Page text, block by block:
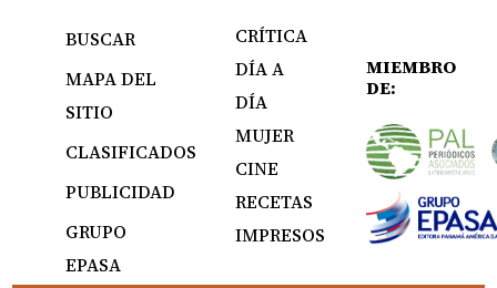
BUSCAR
MAPA DEL
SITIO
CLASIFICADOS
PUBLICIDAD
GRUPO
EPASA
CRÍTICA
DÍA A
DÍA
MUJER
CINE
RECETAS
IMPRESOS
MIEMBRO
DE: